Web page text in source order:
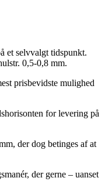
et selvvalgt tidspunkt.
0,5-0,8 mm.
prisbevidste mulighed
for levering på
der dog betinges af at
der gerne – uanset